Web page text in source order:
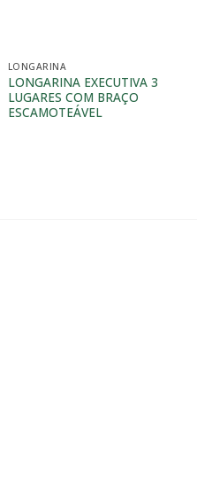
LONGARINA
LONGARINA EXECUTIVA 3
LUGARES COM BRAÇO
ESCAMOTEÁVEL